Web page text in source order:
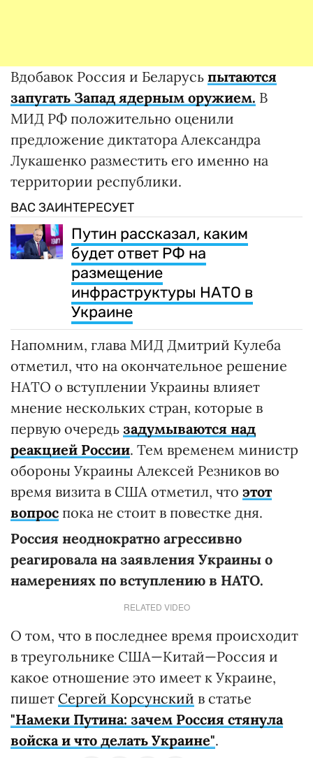
Вдобавок Россия и Беларусь пытаются
запугать Запад ядерным оружием. В
МИД РФ положительно оценили
предложение диктатора Александра
Лукашенко разместить его именно на
территории республики.
ВАС ЗАИНТЕРЕСУЕТ
Путин рассказал, каким
будет ответ РФ на
размещение
инфраструктуры НАТО в
Украине
Напомним, глава МИД Дмитрий Кулеба
отметил, что на окончательное решение
НАТО о вступлении Украины влияет
мнение нескольких стран, которые в
первую очередь задумываются над
реакцией России. Тем временем министр
обороны Украины Алексей Резников во
время визита в США отметил, что этот
вопрос пока не стоит в повестке дня.
Россия неоднократно агрессивно
реагировала на заявления Украины о
намерениях по вступлению в НАТО.
RELATED VIDEO
О том, что в последнее время происходит
в треугольнике США—Китай—Россия и
какое отношение это имеет к Украине,
пишет Сергей Корсунский в статье
"Намеки Путина: зачем Россия стянула
войска и что делать Украине".